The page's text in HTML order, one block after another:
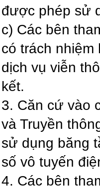
được phép sử
c) Các bên
có trách
dịch vụ viễn
kết.
3. Căn cứ vào
và Truyền
sử dụng băng
số vô tuyến
4. Các bên